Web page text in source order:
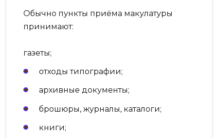
Обычно пункты приёма макулатуры
принимают:
газеты;
отходы типографии;
архивные документы;
брошюры, журналы, каталоги;
книги;